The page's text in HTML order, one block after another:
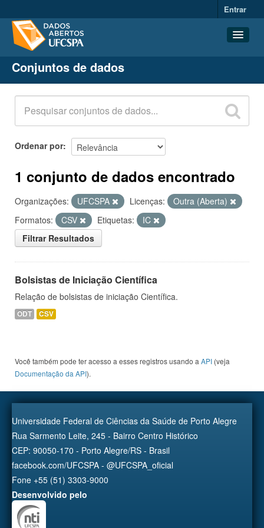
Entrar
Conjuntos de dados
Organizações
Grupos
Sobre
Conjuntos de dados
Ordenar por
1 conjunto de dados encontrado
Organizações: UFCSPA Licenças:
Outra (Aberta)
Formatos:
CSV Etiquetas:
IC
Filtrar Resultados
Bolsistas de Iniciação Científica
Relação de bolsistas de iniciação Científica.
ODT CSV
Você também pode ter acesso a esses registros usando a API (veja
Documentação da API).
Universidade Federal de Ciências da Saúde de Porto Alegre
Rua Sarmento Leite, 245 - Bairro Centro Histórico
CEP: 90050-170 - Porto Alegre/RS - Brasil
facebook.com/UFCSPA - @UFCSPA_oficial
Fone +55 (51) 3303-9000
Desenvolvido pelo